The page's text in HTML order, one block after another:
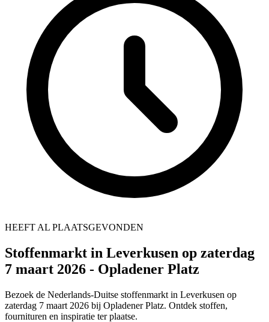
HEEFT AL PLAATSGEVONDEN
Stoffenmarkt in Leverkusen op zaterdag
7 maart 2026 - Opladener Platz
Bezoek de Nederlands-Duitse stoffenmarkt in Leverkusen op
zaterdag 7 maart 2026 bij Opladener Platz. Ontdek stoffen,
fournituren en inspiratie ter plaatse.